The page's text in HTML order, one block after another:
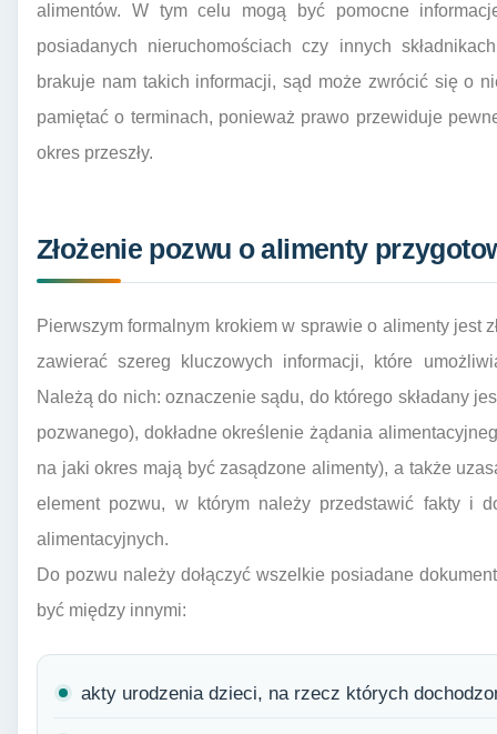
alimentów. W tym celu mogą być pomocne
posiadanych nieruchomościach czy innych
brakuje nam takich informacji, sąd może zwrócić się o
pamiętać o terminach, ponieważ prawo przewiduje
okres przeszły.
Złożenie pozwu o alimenty
Pierwszym formalnym krokiem w sprawie o alimenty jest
zawierać szereg kluczowych informacji, które
Należą do nich: oznaczenie sądu, do którego składany
pozwanego), dokładne określenie żądania
na jaki okres mają być zasądzone alimenty), a także
element pozwu, w którym należy przedstawić fakty i
alimentacyjnych.
Do pozwu należy dołączyć wszelkie posiadane
być między innymi:
akty urodzenia dzieci, na rzecz których